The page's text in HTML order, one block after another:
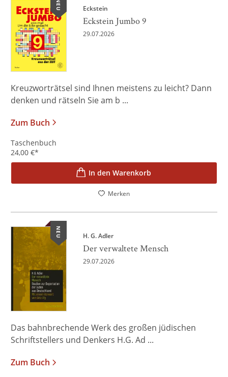
NEU Eckstein
Eckstein Jumbo 9
29.07.2026
Kreuzworträtsel sind Ihnen meistens zu leicht? Dann
denken und rätseln Sie am b ...
Zum Buch
Taschenbuch
24,00 €*
In den Warenkorb
Merken
NEU H. G. Adler
Der verwaltete Mensch
29.07.2026
Das bahnbrechende Werk des großen jüdischen
Schriftstellers und Denkers H.G. Ad ...
Zum Buch